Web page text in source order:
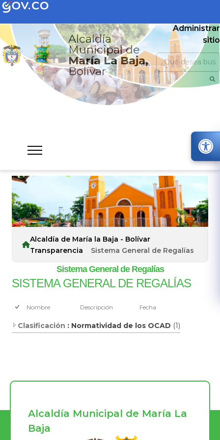
Alcaldía
Municipal de
María La Baja,
Bolívar
Administrar
sitio
Alcaldía de María la Baja - Bolívar
Transparencia
Sistema General de Regalías
Sistema General de Regalías
SISTEMA GENERAL DE REGALÍAS
Nombre Descripción Fecha
Clasificación : Normatividad de los OCAD (1)
Alcaldía Municipal de María La
Baja